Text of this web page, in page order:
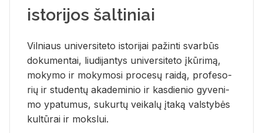
istorijos šaltiniai
Vil­niaus uni­ver­si­te­to is­to­ri­jai pa­žin­ti svar­būs
do­ku­men­tai, liu­di­jan­tys uni­ver­si­te­to įkū­ri­mą,
mo­ky­mo ir mo­ky­mo­si pro­ce­sų rai­dą, pro­fe­so­
rių ir stu­den­tų aka­de­mi­nio ir kas­die­nio gy­ve­ni­
mo ypa­tu­mus, su­kur­tų vei­ka­lų įta­ką vals­ty­bės
kul­tū­rai ir moks­lui.